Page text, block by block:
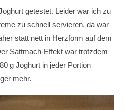
getestet. Leider war ich zu
zu schnell servieren, da war
statt nett in Herzform auf dem
Sattmach-Effekt war trotzdem
g Joghurt in jeder Portion
mehr.